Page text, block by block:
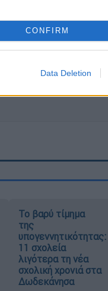
CONFIRM
Data Deletion
ΕΘΝΟΣ θα παρεμβαίνει και
Το βαρύ τίμημα
της
υπογεννητικότητας:
11 σχολεία
λιγότερα τη νέα
σχολική χρονιά στα
Δωδεκάνησα